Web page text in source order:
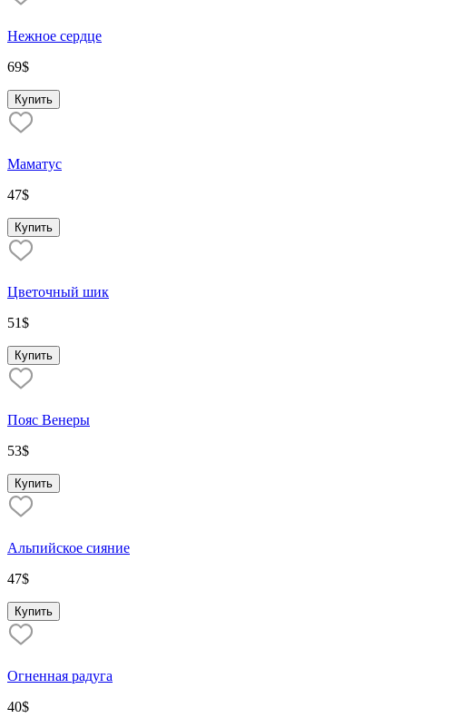
Нежное сердце
69$
Купить
Маматус
47$
Купить
Цветочный шик
51$
Купить
Пояс Венеры
53$
Купить
Альпийское сияние
47$
Купить
Огненная радуга
40$